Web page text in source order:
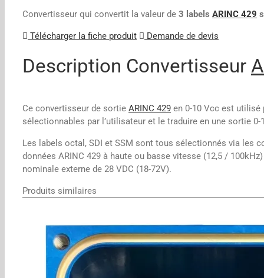
Convertisseur qui convertit la valeur de 3 labels ARINC 429
Télécharger la fiche produit Demande de devis
Description Convertisseur
Ce convertisseur de sortie ARINC 429 en 0-10 Vcc est utilisé
sélectionnables par l’utilisateur et le traduire en une sortie 0-
Les labels octal, SDI et SSM sont tous sélectionnés via les
données ARINC 429 à haute ou basse vitesse (12,5 /
nominale externe de 28 VDC (18-72V).
Produits similaires